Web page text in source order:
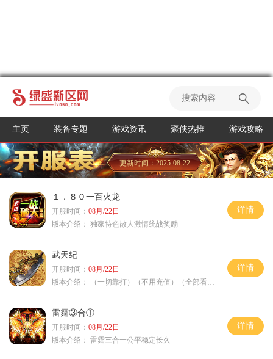
主页 装备专题 游戏资讯 聚侠热推 游戏攻略
更新时间：2025-08-22
１．８０一百火龙
开服时间： 08月/22日
版本介绍： 独家特色散人激情统战奖励
详情
武天纪
开服时间： 08月/22日
版本介绍：
（一切靠打）（不用充值）（全部看脸）
详情
雷霆③合①
开服时间： 08月/22日
版本介绍： 雷霆三合一公平稳定长久
详情